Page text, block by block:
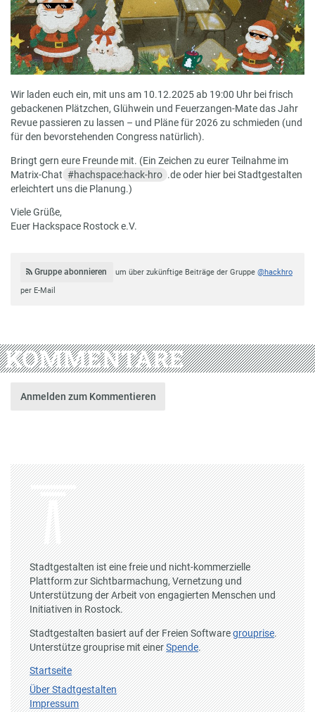
Wir laden euch ein, mit uns am 10.12.2025 ab 19:00 Uhr bei frisch
gebackenen Plätzchen, Glühwein und Feuerzangen-Mate das Jahr
Revue passieren zu lassen – und Pläne für 2026 zu schmieden (und
für den bevorstehenden Congress natürlich).
Bringt gern eure Freunde mit. (Ein Zeichen zu eurer Teilnahme im
Matrix-Chat #hachspace:hack-hro .de oder hier bei Stadtgestalten
erleichtert uns die Planung.)
Viele Grüße,
Euer Hackspace Rostock e.V.
Gruppe abonnieren um über zukünftige Beiträge der Gruppe @hackhro
per E-Mail
KOMMENTARE
Anmelden zum Kommentieren
Stadtgestalten ist eine freie und nicht-kommerzielle
Plattform zur Sichtbarmachung, Vernetzung und
Unterstützung der Arbeit von engagierten Menschen und
Initiativen in Rostock.
Stadtgestalten basiert auf der Freien Softwaregrouprise.
Unterstütze grouprise mit einerSpende.
Startseite
Über Stadtgestalten
Impressum